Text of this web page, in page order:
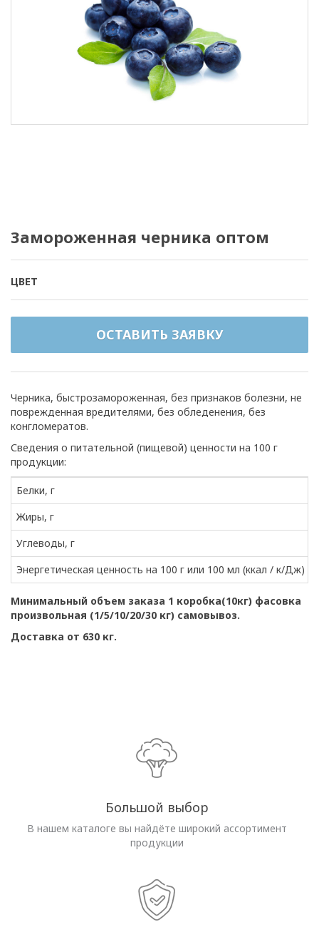
Замороженная черника оптом
ЦВЕТ
ОСТАВИТЬ ЗАЯВКУ
Черника, быстрозамороженная, без признаков болезни, не
поврежденная вредителями, без обледенения, без
конгломератов.
Сведения о питательной (пищевой) ценности на 100 г
продукции:
Белки, г
Жиры, г
Углеводы, г
Энергетическая ценность на 100 г или 100 мл (ккал / к/Дж)
Минимальный объем заказа 1 коробка(10кг) фасовка
произвольная (1/5/10/20/30 кг) самовывоз.
Доставка от 630 кг.
Большой выбор
В нашем каталоге вы найдёте широкий ассортимент
продукции